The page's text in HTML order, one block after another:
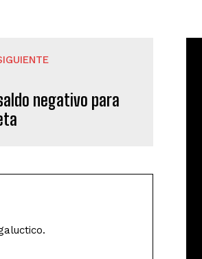
negativo para